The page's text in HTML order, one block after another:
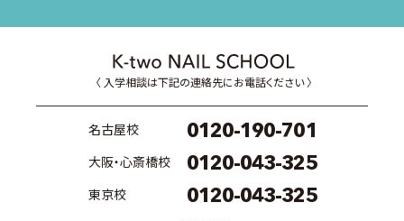
〈 入学相談は下記の連絡先にお電話ください 〉
名古屋校 0120-190-701
大阪・心斎橋校 0120-043-325
東京校 0120-043-325